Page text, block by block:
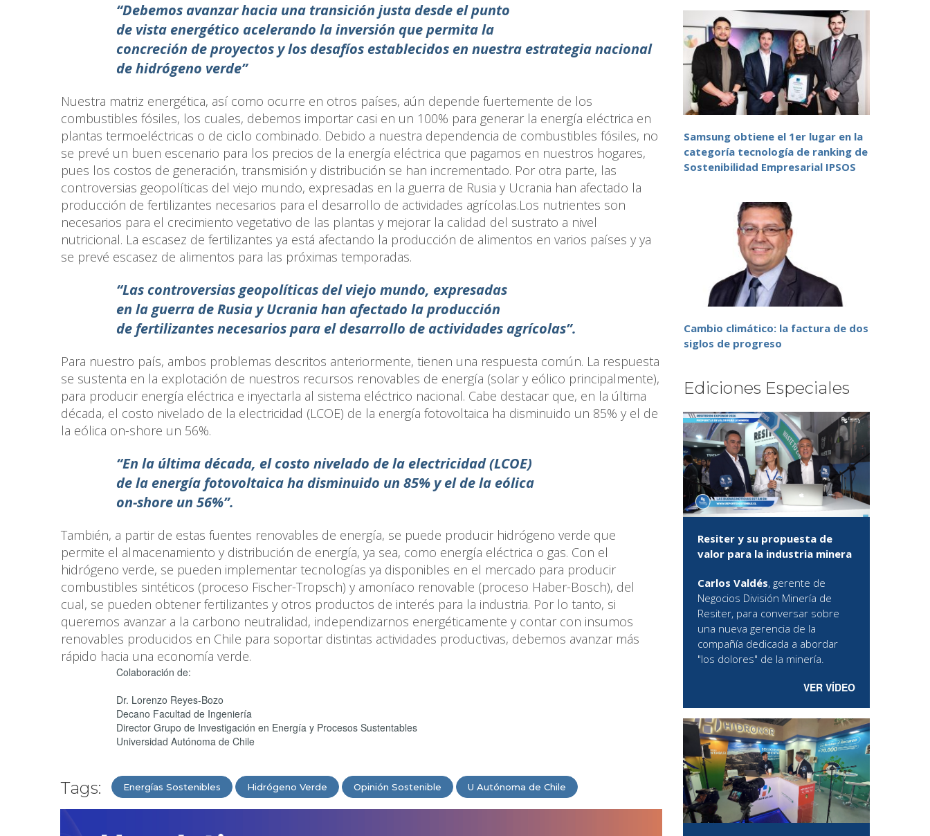
“Debemos avanzar hacia una transición justa desde el punto
de vista energético acelerando la inversión que permita la
concreción de proyectos y los desafíos establecidos en nuestra estrategia nacional
de hidrógeno verde”
Nuestra matriz energética, así como ocurre en otros países, aún depende fuertemente de los
combustibles fósiles, los cuales, debemos importar casi en un 100% para generar la energía eléctrica en
plantas termoeléctricas o de ciclo combinado. Debido a nuestra dependencia de combustibles fósiles, no
se prevé un buen escenario para los precios de la energía eléctrica que pagamos en nuestros hogares,
pues los costos de generación, transmisión y distribución se han incrementado. Por otra parte, las
controversias geopolíticas del viejo mundo, expresadas en la guerra de Rusia y Ucrania han afectado la
producción de fertilizantes necesarios para el desarrollo de actividades agrícolas.Los nutrientes son
necesarios para el crecimiento vegetativo de las plantas y mejorar la calidad del sustrato a nivel
nutricional. La escasez de fertilizantes ya está afectando la producción de alimentos en varios países y ya
se prevé escasez de alimentos para las próximas temporadas.
“Las controversias geopolíticas del viejo mundo, expresadas
en la guerra de Rusia y Ucrania han afectado la producción
de fertilizantes necesarios para el desarrollo de actividades agrícolas”.
Para nuestro país, ambos problemas descritos anteriormente, tienen una respuesta común. La respuesta
se sustenta en la explotación de nuestros recursos renovables de energía (solar y eólico principalmente),
para producir energía eléctrica e inyectarla al sistema eléctrico nacional. Cabe destacar que, en la última
década, el costo nivelado de la electricidad (LCOE) de la energía fotovoltaica ha disminuido un 85% y el de
la eólica on-shore un 56%.
“En la última década, el costo nivelado de la electricidad (LCOE)
de la energía fotovoltaica ha disminuido un 85% y el de la eólica
on-shore un 56%”.
También, a partir de estas fuentes renovables de energía, se puede producir hidrógeno verde que
permite el almacenamiento y distribución de energía, ya sea, como energía eléctrica o gas. Con el
hidrógeno verde, se pueden implementar tecnologías ya disponibles en el mercado para producir
combustibles sintéticos (proceso Fischer-Tropsch) y amoníaco renovable (proceso Haber-Bosch), del
cual, se pueden obtener fertilizantes y otros productos de interés para la industria. Por lo tanto, si
queremos avanzar a la carbono neutralidad, independizarnos energéticamente y contar con insumos
renovables producidos en Chile para soportar distintas actividades productivas, debemos avanzar más
rápido hacia una economía verde.
Colaboración de:
Dr. Lorenzo Reyes-Bozo
Decano Facultad de Ingeniería
Director Grupo de Investigación en Energía y Procesos Sustentables
Universidad Autónoma de Chile
Tags: Energías Sostenibles Hidrógeno Verde Opinión Sostenible U Autónoma de Chile
Samsung obtiene el 1er lugar en la
categoría tecnología de ranking de
Sostenibilidad Empresarial IPSOS
Cambio climático: la factura de dos
siglos de progreso
Ediciones Especiales
Resiter y su propuesta de
valor para la industria minera
Carlos Valdés, gerente de
Negocios División Minería de
Resiter, para conversar sobre
una nueva gerencia de la
compañía dedicada a abordar
"los dolores" de la minería.
VER VÍDEO